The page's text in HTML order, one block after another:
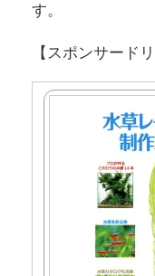
す。
【スポンサードリ